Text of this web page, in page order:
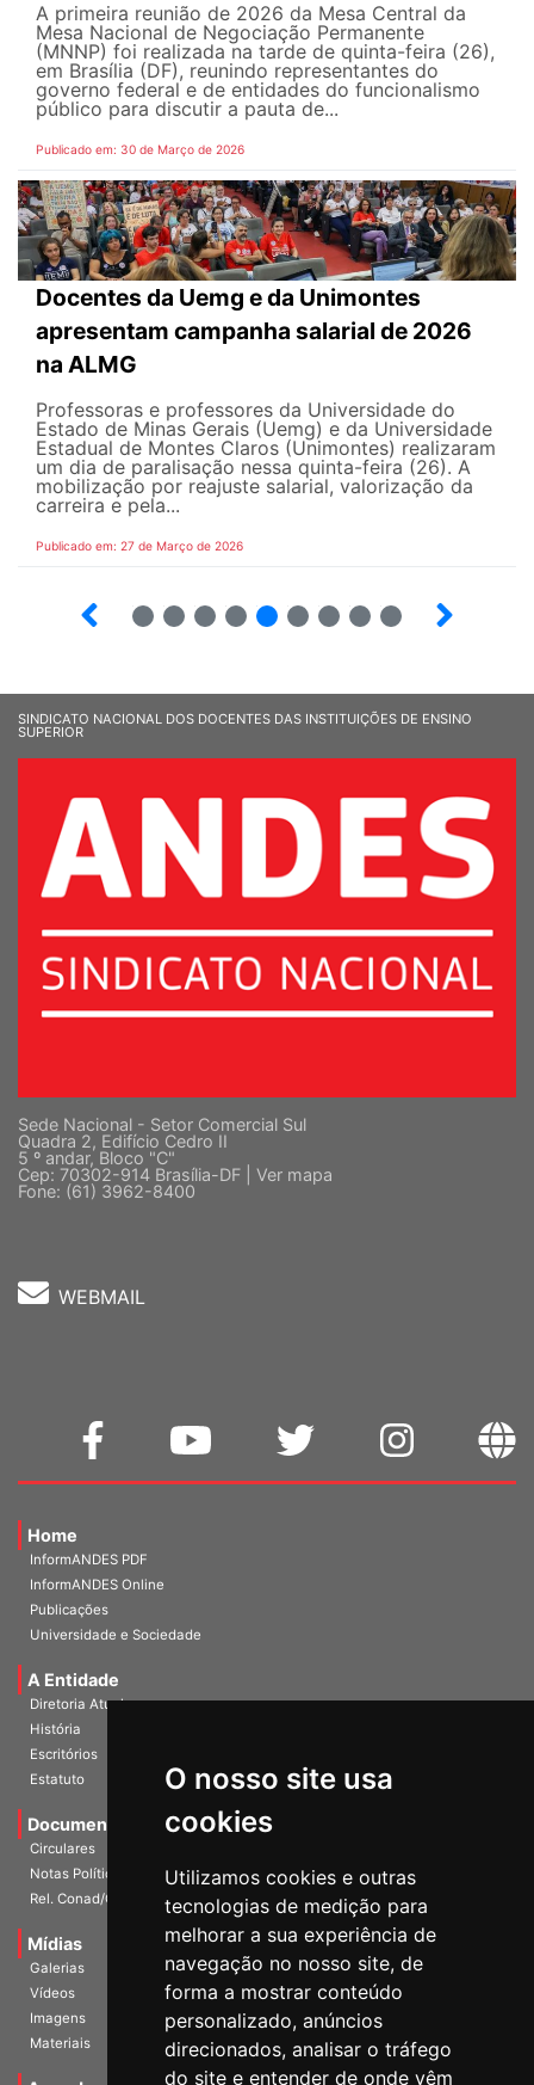
O nosso site usa
cookies
Utilizamos cookies e outras
tecnologias de medição para
melhorar a sua experiência de
navegação no nosso site, de
forma a mostrar conteúdo
personalizado, anúncios
direcionados, analisar o tráfego
do site e entender de onde vêm
A primeira reunião de 2026 da Mesa Central da
Mesa Nacional de Negociação Permanente
(MNNP) foi realizada na tarde de quinta-feira (26),
em Brasília (DF), reunindo representantes do
governo federal e de entidades do funcionalismo
público para discutir a pauta de...
Publicado em: 30 de Março de 2026
Docentes da Uemg e da Unimontes
apresentam campanha salarial de 2026
na ALMG
Professoras e professores da Universidade do
Estado de Minas Gerais (Uemg) e da Universidade
Estadual de Montes Claros (Unimontes) realizaram
um dia de paralisação nessa quinta-feira (26). A
mobilização por reajuste salarial, valorização da
carreira e pela...
Publicado em: 27 de Março de 2026
SINDICATO NACIONAL DOS DOCENTES DAS INSTITUIÇÕES DE ENSINO
SUPERIOR
Sede Nacional - Setor Comercial Sul
Quadra 2, Edifício Cedro II
5 º andar, Bloco "C"
Cep: 70302-914 Brasília-DF | Ver mapa
Fone: (61) 3962-8400
WEBMAIL
Home
InformANDES PDF
InformANDES Online
Publicações
Universidade e Sociedade
A Entidade
Diretoria Atual
História
Escritórios
Estatuto
Documentos
Circulares
Notas Políticas
Rel. Conad/Congresso
Mídias
Galerias
Vídeos
Imagens
Materiais